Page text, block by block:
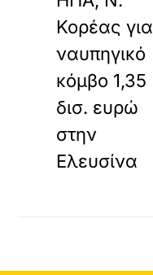
Κορέας για
ναυπηγικό
κόμβο 1,35
δισ. ευρώ
στην
Ελευσίνα